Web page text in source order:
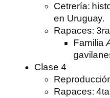
Cetrería:
en Uruguay.
Rapaces:
Familia
Clase 4
Rapaces: